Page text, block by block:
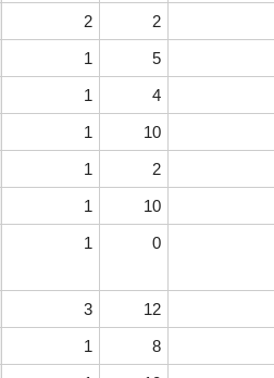
2 2
1 5
1 4
1 10
1 2
1 10
1 0
3 12
1 8